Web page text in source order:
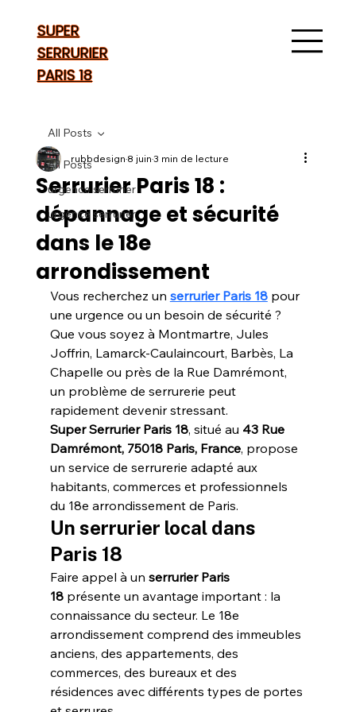
SUPER
SERRURIER
PARIS 18
All Posts
urgence serrurier
urgence serrurier
All Posts
Serrurier Paris 18 :
dépannage et sécurité
dans le 18e
arrondissement
rubbdesign8 juin3 min de lecture
Vous recherchez un serrurier Paris 18 pour
une urgence ou un besoin de sécurité ?
Que vous soyez à Montmartre, Jules
Joffrin, Lamarck-Caulaincourt, Barbès, La
Chapelle ou près de la Rue Damrémont,
un problème de serrurerie peut
rapidement devenir stressant.
Super Serrurier Paris 18, situé au 43 Rue
Damrémont, 75018 Paris, France, propose
un service de serrurerie adapté aux
habitants, commerces et professionnels
du 18e arrondissement de Paris.
Un serrurier local dans
Paris 18
Faire appel à un serrurier Paris
18 présente un avantage important : la
connaissance du secteur. Le 18e
arrondissement comprend des immeubles
anciens, des appartements, des
commerces, des bureaux et des
résidences avec différents types de portes